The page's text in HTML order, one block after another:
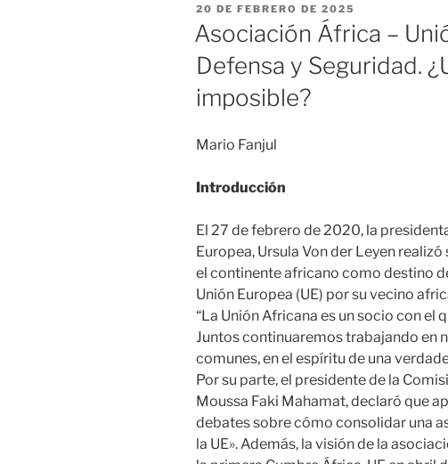
PUBLICADO
EL
20 DE FEBRERO DE 2025
Asociación África –
Defensa y Seguridad.
imposible?
Mario Fanjul
Introducción
El 27 de febrero de 2020, la
Europea, Ursula Von der Leyen
el continente africano como destino
Unión Europea (UE) por su vecino
“La Unión Africana es un socio con el
Juntos continuaremos trabajando en
comunes, en el espíritu de una
Por su parte, el presidente de la
Moussa Faki Mahamat, declaró que
debates sobre cómo consolidar una
la UE». Además, la visión de la